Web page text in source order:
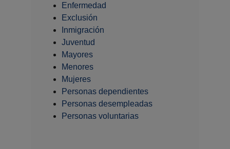
Enfermedad
Exclusión
Inmigración
Juventud
Mayores
Menores
Mujeres
Personas dependientes
Personas desempleadas
Personas voluntarias